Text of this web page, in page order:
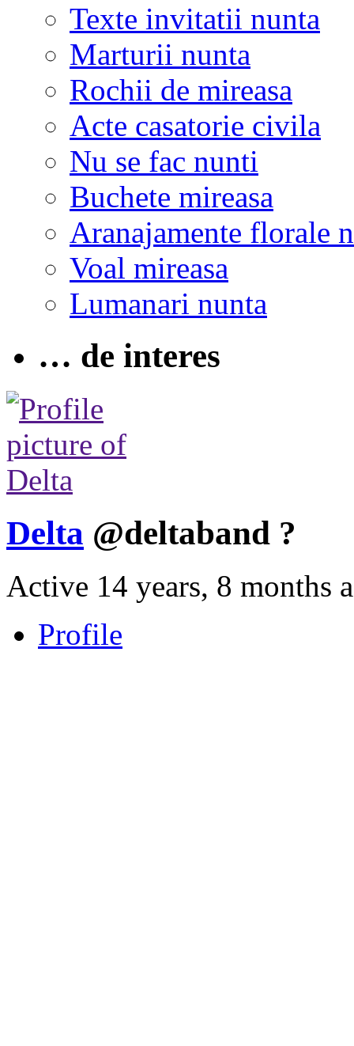
Texte invitatii nunta
Marturii nunta
Rochii de mireasa
Acte casatorie civila
Nu se fac nunti
Buchete mireasa
Aranajamente florale
Voal mireasa
Lumanari nunta
… de interes
Delta @deltaband ?
Active 14 years, 8 months
Profile